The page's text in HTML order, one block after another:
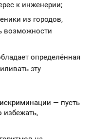
к инженерии;
из городов,
возможности
определённая
эту
— пусть
избежать,